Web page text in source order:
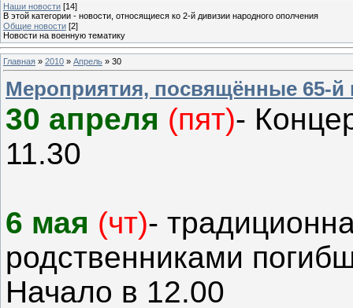
Наши новости [14]
В этой категории - новости, относящиеся ко 2-й дивизии народного ополчения
Общие новости [2]
Новости на военную тематику
Главная » 2010 » Апрель » 30
Мероприятия, посвящённые 65-
30 апреля (пят)-
11.30
6 мая (чт)-
родственниками
Начало в 12.00